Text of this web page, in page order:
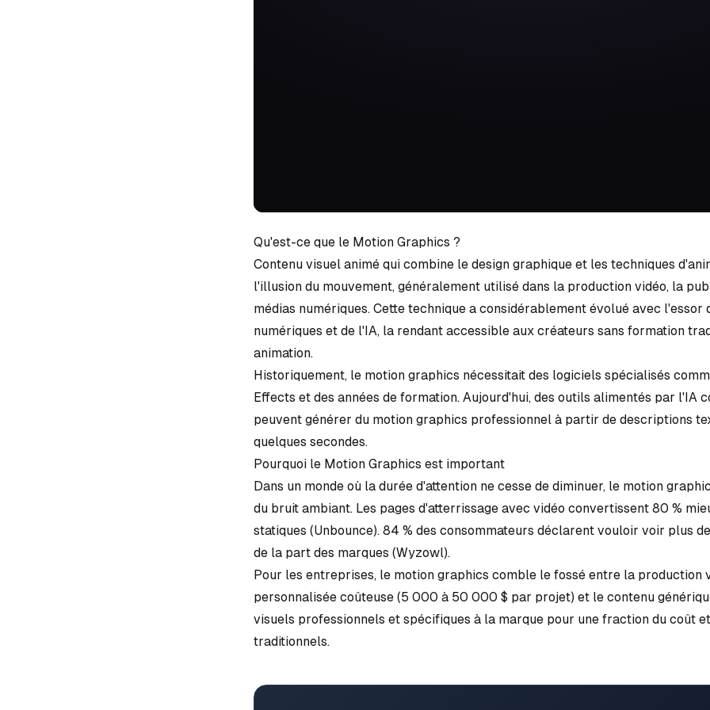
Qu'est-ce que le Motion Graphics ?
Contenu visuel animé qui combine le design graphique et les techniques
l'illusion du mouvement, généralement utilisé dans la production vidéo, la
médias numériques. Cette technique a considérablement évolué avec l'essor
numériques et de l'IA, la rendant accessible aux créateurs sans formation
animation.
Historiquement, le motion graphics nécessitait des logiciels spécialisés
Effects et des années de formation. Aujourd'hui, des outils alimentés par l'IA
peuvent générer du motion graphics professionnel à partir de descriptions
quelques secondes.
Pourquoi le Motion Graphics est important
Dans un monde où la durée d'attention ne cesse de diminuer, le motion
du bruit ambiant. Les pages d'atterrissage avec vidéo convertissent 80 %
statiques (Unbounce). 84 % des consommateurs déclarent vouloir voir plus
de la part des marques (Wyzowl).
Pour les entreprises, le motion graphics comble le fossé entre la production
personnalisée coûteuse (5 000 à 50 000 $ par projet) et le contenu
visuels professionnels et spécifiques à la marque pour une fraction du coût
traditionnels.